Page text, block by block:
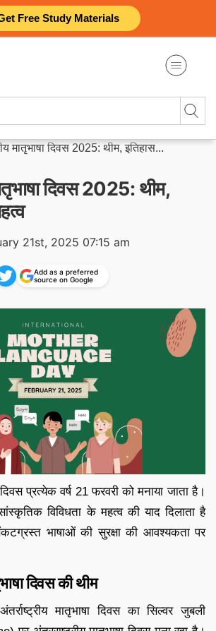
Free Study Materials
मातृभाषा दिवस 2025: थीम, इतिहास...
दिवस 2025: थीम,
21st, 2025 07:15 am
Add as a preferred
source on Google
दिवस प्रत्येक वर्ष 21 फरवरी को मनाया जाता है।
विविधता के महत्व की याद दिलाता है
भाषाओं की सुरक्षा की आवश्यकता पर
दिवस की थीम
मातृभाषा दिवस का सिल्वर जुबली